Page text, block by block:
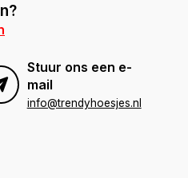
Stuur ons een e-
mail
info@trendyhoesjes.nl